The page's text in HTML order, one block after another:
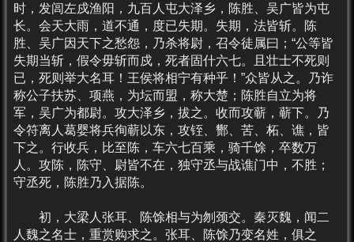
时，发闾左戍渔阳，九百人屯大泽乡，陈胜、吴广皆为屯
长。会天大雨，道不通，度已失期。失期，法皆斩。陈
胜、吴广因天下之愁怨，乃杀将尉，召令徒属曰；“公等皆
失期当斩，假令毋斩而戍，死者固什六七。且壮士不死则
已，死则举大名耳！王侯将相宁有种乎！”众皆从之。乃诈
称公子扶苏、项燕，为坛而盟，称大楚；陈胜自立为将
军，吴广为都尉。攻大泽乡，拔之。收而攻蕲，蕲下。乃
令符离人葛婴将兵徇蕲以东，攻铚、酂、苦、柘、谯，皆
下之。行收兵，比至陈，车六七百乘，骑千馀，卒数万
人。攻陈，陈守、尉皆不在，独守丞与战谯门中，不胜；
守丞死，陈胜乃入据陈。
初，大梁人张耳、陈馀相与为刎颈交。秦灭魏，闻二
人魏之名士，重赏购求之。张耳、陈馀乃变名姓，俱之